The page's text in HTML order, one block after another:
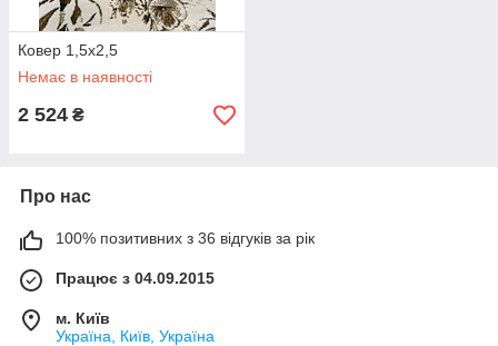
Ковер 1,5х2,5
Немає в наявності
2 524 ₴
Про нас
100% позитивних з 36 відгуків за рік
Працює з 04.09.2015
м. Київ
Україна, Київ, Україна